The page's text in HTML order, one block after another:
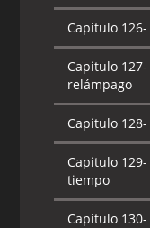
Capitulo 126-
Capitulo 127-
relámpago
Capitulo 128-
Capitulo 129-
tiempo
Capitulo 130-